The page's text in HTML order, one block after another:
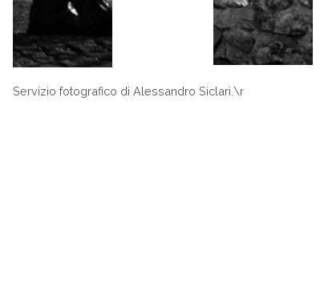
Servizio fotografico di Alessandro Siclari.\r